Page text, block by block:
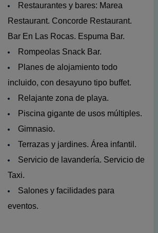
Restaurantes y bares: Marea
Restaurant. Concorde Restaurant.
Bar En Las Rocas. Espuma Bar.
Rompeolas Snack Bar.
Planes de alojamiento todo
incluido, con desayuno tipo buffet.
Relajante zona de playa.
Piscina gigante de usos múltiples.
Gimnasio.
Terrazas y jardines. Área infantil.
Servicio de lavandería. Servicio de
Taxi.
Salones y facilidades para
eventos.